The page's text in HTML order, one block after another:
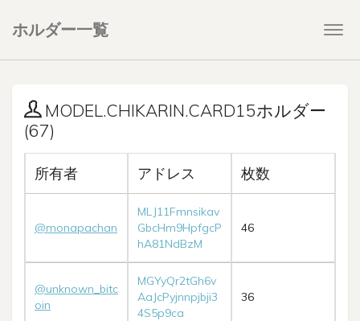
ホルダー一覧
MODEL.CHIKARIN.CARD15ホルダー
(67)
所有者 アドレス 枚数
@monapachan
MLJ11Fmnsikav
GbcHm9HpfgcP
hA81NdBzM
46
@unknown_bitc
oin
MGYyQr2tGh6v
AaJcPyjnnpjbji3
4S5p9ca
36